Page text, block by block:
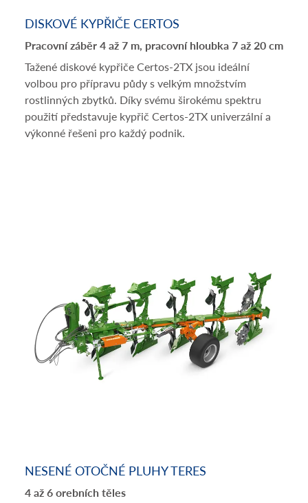
DISKOVÉ KYPŘIČE CERTOS
Pracovní záběr 4 až 7 m, pracovní hloubka 7 až 20 cm
Tažené diskové kypřiče Certos-2TX jsou ideální
volbou pro přípravu půdy s velkým množstvím
rostlinných zbytků. Díky svému širokému spektru
použití představuje kypřič Certos-2TX univerzální a
výkonné řešeni pro každý podnik.
NESENÉ OTOČNÉ PLUHY TERES
4 až 6 orebních těles